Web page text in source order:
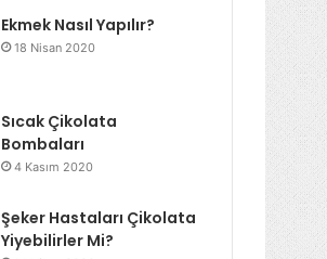
Ekmek Nasıl Yapılır?
18 Nisan 2020
Sıcak Çikolata
Bombaları
4 Kasım 2020
Şeker Hastaları Çikolata
Yiyebilirler Mi?